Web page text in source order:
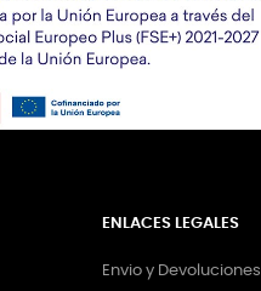
ENLACES LEGALES
Envio y Devoluciones